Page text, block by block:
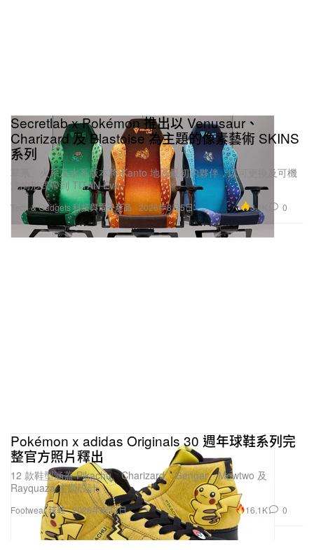
Tech & Gadgets 科技與電子產品
Secretlab x Pokémon 推出以 Venusaur、
Charizard 及 Blastoise 為主題的像素藝術 SKINS
系列
草系、火系及水系版本將 Kanto 地區最初的夥伴，以可更換及可機
洗的形式帶到 TITAN Evo。
2026年8月5日 3.1K 0
Footwear 球鞋
Pokémon x adidas Originals 30 週年球鞋系列完
整官方照片釋出
12 款鞋型涵蓋 Pikachu、Charizard、Gengar、Mewtwo 及
Rayquaza 主題設計。
2026年8月3日 16.1K 0